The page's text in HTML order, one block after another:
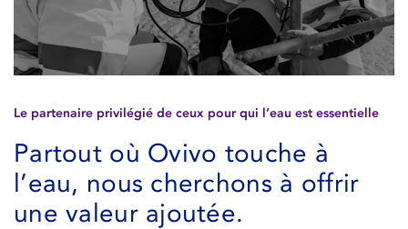
Le partenaire privilégié de ceux pour qui l’eau est essentielle
Partout où Ovivo touche à
l’eau, nous cherchons à offrir
une valeur ajoutée.